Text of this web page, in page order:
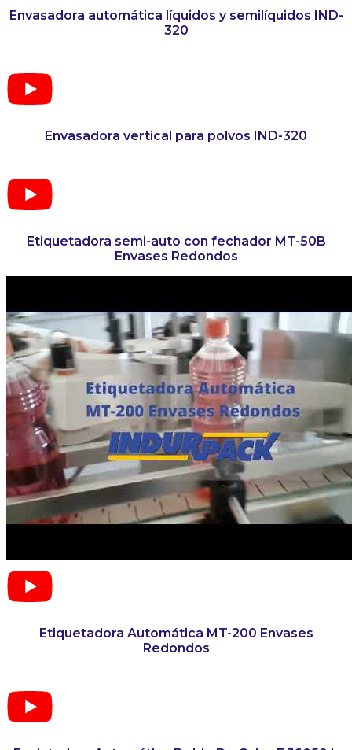
Envasadora automática líquidos y semilíquidos IND-
320
Envasadora vertical para polvos IND-320
Etiquetadora semi-auto con fechador MT-50B
Envases Redondos
Etiquetadora Automática MT-200 Envases
Redondos